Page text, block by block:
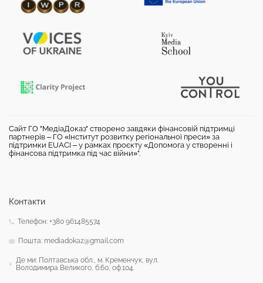
Сайт ГО "МедіаДоказ" створено завдяки фінансовій підтримці
партнерів – ГО «Інститут розвитку регіональної преси» за
підтримки EUACI – у рамках проєкту «Допомога у створенні і
фінансова підтримка під час війни»".
Контакти
Телефон: +380 961485574
Пошта: mediadokaz@gmail.com
Де ми: Полтавська обл., м. Кременчук, вул.
Володимира Великого, б.60, оф.104.